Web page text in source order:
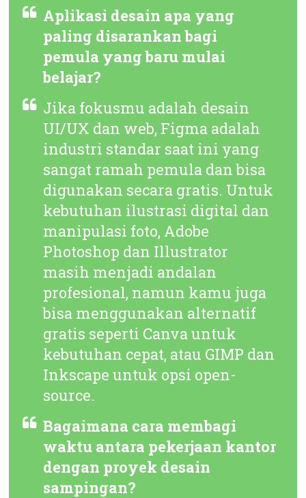
Aplikasi desain apa yang
paling disarankan bagi
pemula yang baru mulai
belajar?
Jika fokusmu adalah desain
UI/UX dan web, Figma adalah
industri standar saat ini yang
sangat ramah pemula dan bisa
digunakan secara gratis. Untuk
kebutuhan ilustrasi digital dan
manipulasi foto, Adobe
Photoshop dan Illustrator
masih menjadi andalan
profesional, namun kamu juga
bisa menggunakan alternatif
gratis seperti Canva untuk
kebutuhan cepat, atau GIMP dan
Inkscape untuk opsi open-
source.
Bagaimana cara membagi
waktu antara pekerjaan kantor
dengan proyek desain
sampingan?